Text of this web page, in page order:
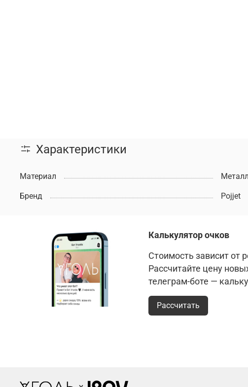
Характеристики
Материал Металл
Бренд Pojjet
Калькулятор очков
Стоимость зависит от
Рассчитайте цену
телеграм-боте —
Рассчитать